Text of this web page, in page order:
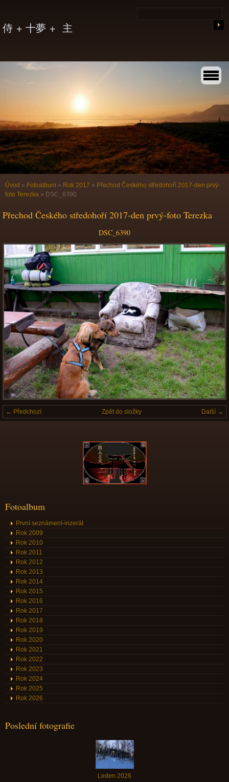
侍 + 十夢 + 主
Úvod » Fotoalbum » Rok 2017 » Přechod Českého středohoří 2017-den prvý-
foto Terezka » DSC_6390
Přechod Českého středohoří 2017-den prvý-foto Terezka
DSC_6390
← Předchozí Další →
Zpět do složky
Fotoalbum
První seznámení-inzerát
Rok 2009
Rok 2010
Rok 2011
Rok 2012
Rok 2013
Rok 2014
Rok 2015
Rok 2016
Rok 2017
Rok 2018
Rok 2019
Rok 2020
Rok 2021
Rok 2022
Rok 2023
Rok 2024
Rok 2025
Rok 2026
Poslední fotografie
Leden 2026